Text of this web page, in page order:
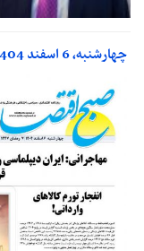
چهارشنبه، 6 اسفند 1404